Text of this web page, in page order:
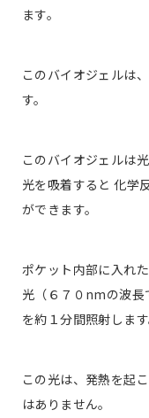
ます。
このバイオジェルは
す。
このバイオジェルは
光を吸着すると 化学
ができます。
ポケット内部に入れ
光（６７０nmの波長
を約１分間照射します
この光は、発熱を起
はありません。